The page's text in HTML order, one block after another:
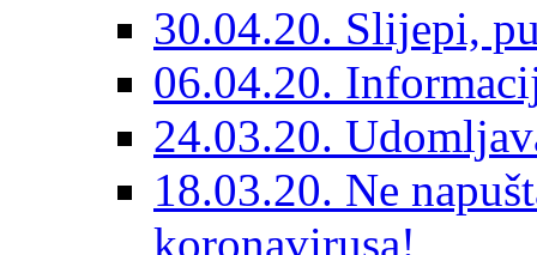
30.04.20. Slijepi,
06.04.20.
24.03.20.
18.03.20. Ne
koronavirusa!